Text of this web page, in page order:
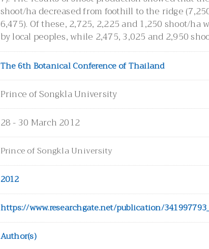
shoot/ha decreased from foothill to the ridge
6,475). Of these, 2,725, 2,225 and 1,250 shoot/ha
by local peoples, while 2,475, 3,025 and 2,950
The 6th Botanical Conference of Thailand
Prince of Songkla University
28 - 30 March 2012
Prince of Songkla University
2012
Author(s)